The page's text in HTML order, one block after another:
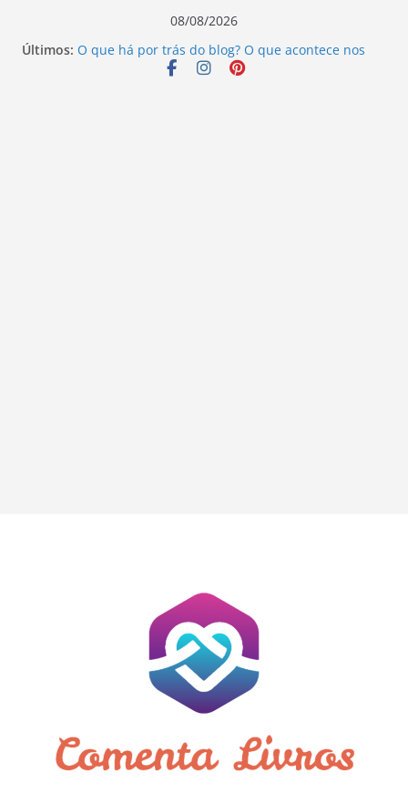
08/08/2026
Últimos: O que há por trás do blog? O que acontece nos